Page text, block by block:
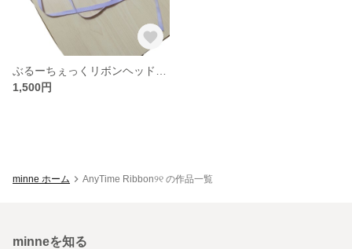
1,500円
minne ホーム AnyTime Ribbon୨୧ の作品一覧
minneを知る